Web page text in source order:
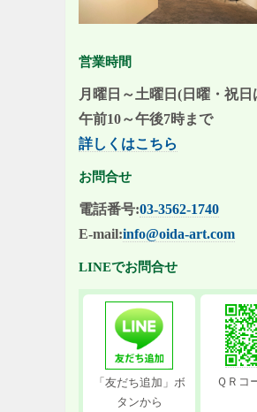
営業時間
月曜日～土曜日(日曜・祝日
午前10～午後7時まで
詳しくはこちら
お問合せ
電話番号:03-3562-1740
E-mail:info@oida-art.com
LINEでお問合せ
「友だち追加」ボ
タンから
ＱＲコ